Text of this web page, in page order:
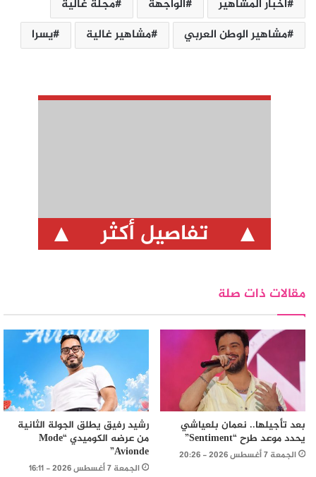
أخبار المشاهير الواجهة
مجلة غالية
مشاهير الوطن العربي
مشاهير غالية يسرا
تفاصيل أكثر
مقالات ذات صلة
بعد تأجيلها.. نعمان بلعياشي
يحدد موعد طرح “Sentiment”
الجمعة 7 أغسطس 2026 - 20:26
رشيد رفيق يطلق الجولة الثانية
من عرضه الكوميدي “Mode
Avionde”
الجمعة 7 أغسطس 2026 - 16:11